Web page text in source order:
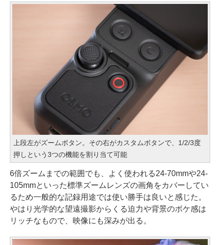
上段左がズームボタン。その右がカスタムボタンで、1/2/3度
押しという3つの機能を割り当て可能
6倍ズームまでの範囲でも、よく使われる24-70mmや24-
105mmといった標準ズームレンズの画角をカバーしてい
るため一般的な記録用途では使い勝手は良いと感じた。
やはり光学的な望遠撮影からくる迫力や背景のボケ感は
リッチなもので、映像にも深みが出る。